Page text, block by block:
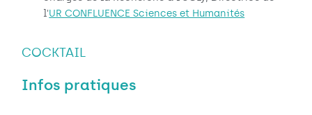
l'UR CONFLUENCE Sciences et Humanités
COCKTAIL
Infos pratiques